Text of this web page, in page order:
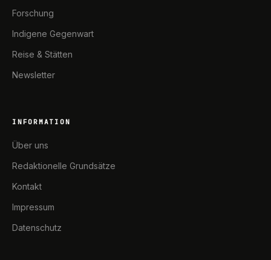
Forschung
Indigene Gegenwart
Reise & Stätten
Newsletter
INFORMATION
Über uns
Redaktionelle Grundsätze
Kontakt
Impressum
Datenschutz